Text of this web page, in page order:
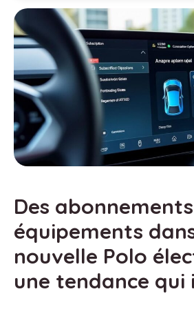
Des
équipements
nouvelle Polo
une tendance